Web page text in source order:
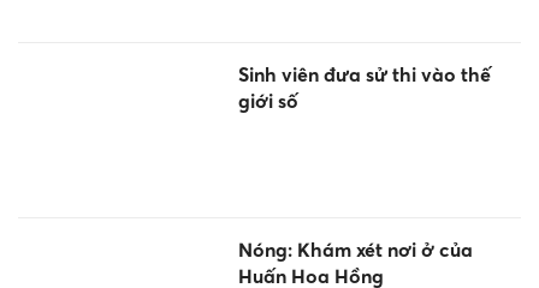
Sinh viên đưa sử thi vào thế
giới số
Nóng: Khám xét nơi ở của
Huấn Hoa Hồng